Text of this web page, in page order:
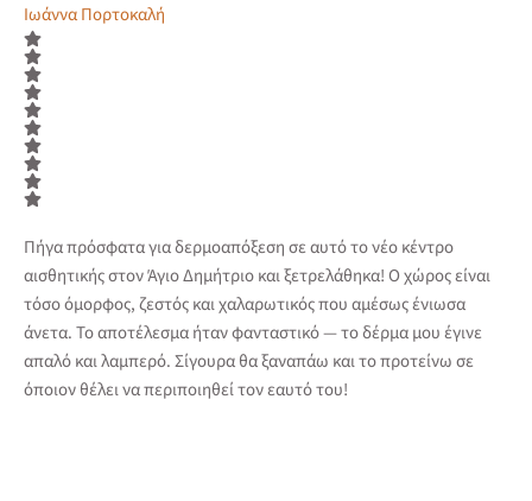
Ιωάννα Πορτοκαλή
Πήγα πρόσφατα για δερμοαπόξεση σε αυτό το νέο κέντρο
αισθητικής στον Άγιο Δημήτριο και ξετρελάθηκα! Ο χώρος είναι
τόσο όμορφος, ζεστός και χαλαρωτικός που αμέσως ένιωσα
άνετα. Το αποτέλεσμα ήταν φανταστικό — το δέρμα μου έγινε
απαλό και λαμπερό. Σίγουρα θα ξαναπάω και το προτείνω σε
όποιον θέλει να περιποιηθεί τον εαυτό του!